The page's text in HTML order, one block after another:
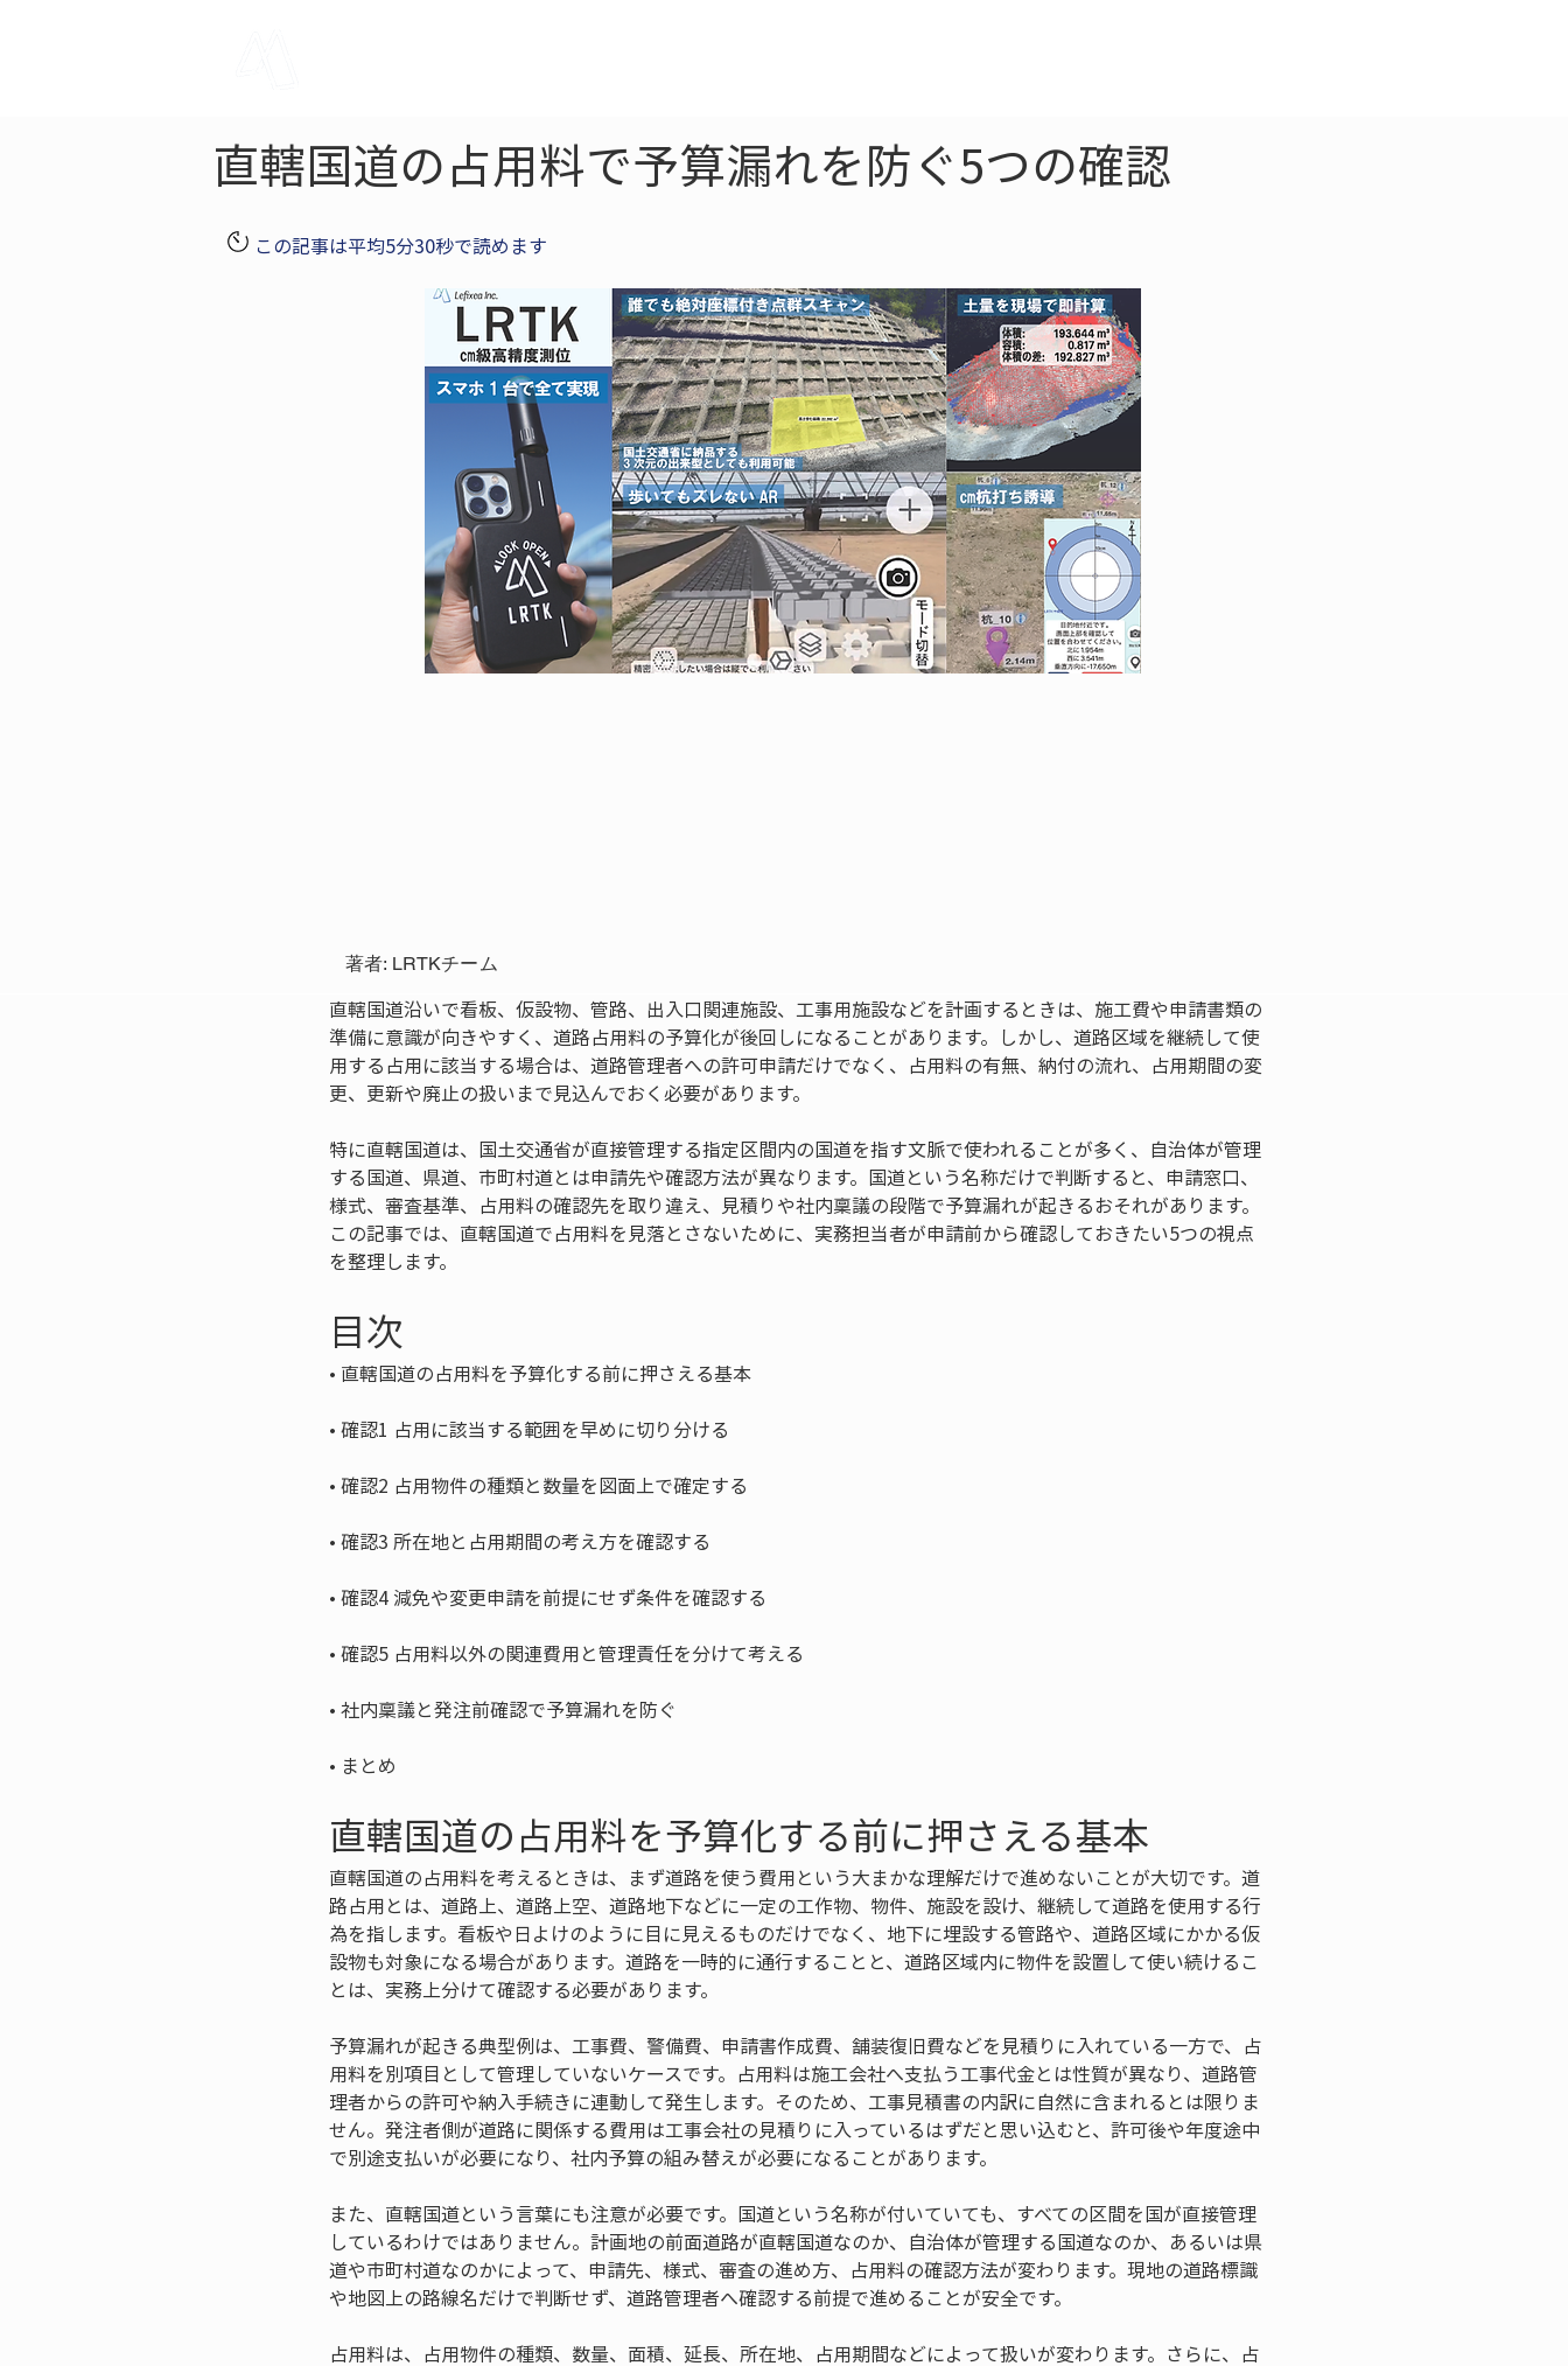
直轄国道の占用料で予算漏れを防ぐ5つの確認
この記事は平均5分30秒で読めます
著者: LRTKチーム
直轄国道沿いで看板、仮設物、管路、出入口関連施設、工事用施設などを計画するときは、施工費や申請書類の
準備に意識が向きやすく、道路占用料の予算化が後回しになることがあります。しかし、道路区域を継続して使
用する占用に該当する場合は、道路管理者への許可申請だけでなく、占用料の有無、納付の流れ、占用期間の変
更、更新や廃止の扱いまで見込んでおく必要があります。
特に直轄国道は、国土交通省が直接管理する指定区間内の国道を指す文脈で使われることが多く、自治体が管理
する国道、県道、市町村道とは申請先や確認方法が異なります。国道という名称だけで判断すると、申請窓口、
様式、審査基準、占用料の確認先を取り違え、見積りや社内稟議の段階で予算漏れが起きるおそれがあります。
この記事では、直轄国道で占用料を見落とさないために、実務担当者が申請前から確認しておきたい5つの視点
を整理します。
目次
•
•
•
•
•
•
•
• まとめ
直轄国道の占用料を予算化する前に押さえる基本
直轄国道の占用料を考えるときは、まず道路を使う費用という大まかな理解だけで進めないことが大切です。道
路占用とは、道路上、道路上空、道路地下などに一定の工作物、物件、施設を設け、継続して道路を使用する行
為を指します。看板や日よけのように目に見えるものだけでなく、地下に埋設する管路や、道路区域にかかる仮
設物も対象になる場合があります。道路を一時的に通行することと、道路区域内に物件を設置して使い続けるこ
とは、実務上分けて確認する必要があります。
予算漏れが起きる典型例は、工事費、警備費、申請書作成費、舗装復旧費などを見積りに入れている一方で、占
用料を別項目として管理していないケースです。占用料は施工会社へ支払う工事代金とは性質が異なり、道路管
理者からの許可や納入手続きに連動して発生します。そのため、工事見積書の内訳に自然に含まれるとは限りま
せん。発注者側が道路に関係する費用は工事会社の見積りに入っているはずだと思い込むと、許可後や年度途中
で別途支払いが必要になり、社内予算の組み替えが必要になることがあります。
また、直轄国道という言葉にも注意が必要です。国道という名称が付いていても、すべての区間を国が直接管理
しているわけではありません。計画地の前面道路が直轄国道なのか、自治体が管理する国道なのか、あるいは県
道や市町村道なのかによって、申請先、様式、審査の進め方、占用料の確認方法が変わります。現地の道路標識
や地図上の路線名だけで判断せず、道路管理者へ確認する前提で進めることが安全です。
占用料は、占用物件の種類、数量、面積、延長、所在地、占用期間などによって扱いが変わります。さらに、占